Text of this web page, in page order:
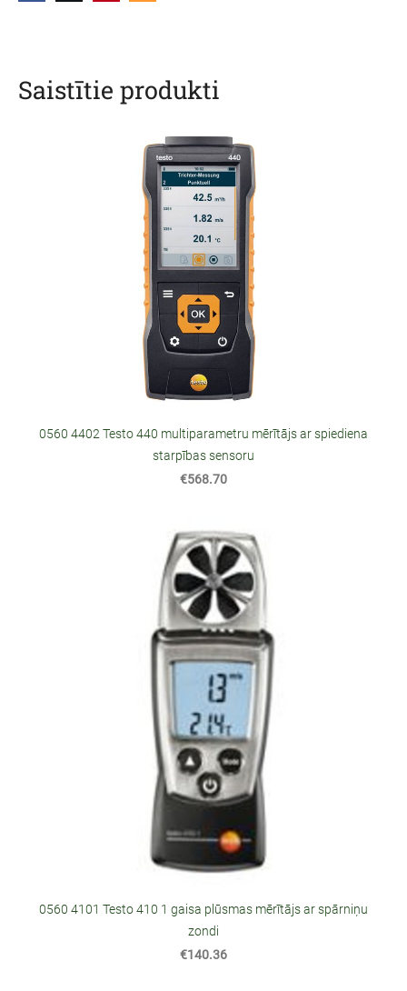
Saistītie produkti
0560 4402 Testo 440 multiparametru mērītājs ar spiediena
starpības sensoru
€568.70
0560 4101 Testo 410 1 gaisa plūsmas mērītājs ar spārniņu
zondi
€140.36